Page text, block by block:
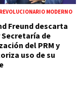
MODERNO
Freund descarta
de
del PRM y
uso de su